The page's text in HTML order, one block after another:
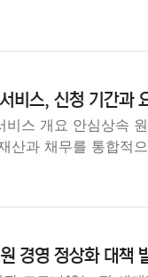
비스, 신청 기간과
비스 개요 안심상속
산과 채무를 통합적
경영 정상화 대책